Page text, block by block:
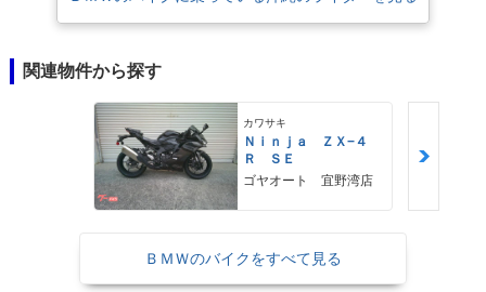
関連物件から探す
カワサキ
Ｎｉｎｊａ ＺＸ−４
Ｒ ＳＥ
ゴヤオート 宜野湾店
ＢＭＷのバイクをすべて見る